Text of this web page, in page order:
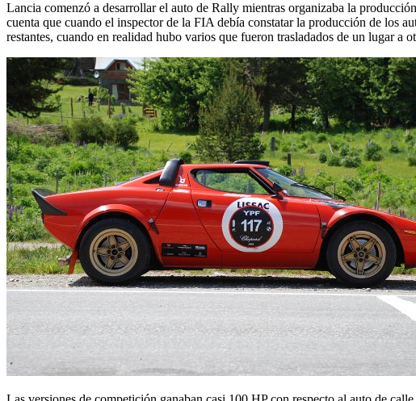
Lancia comenzó a desarrollar el auto de Rally mientras organizaba la
cuenta que cuando el inspector de la FIA debía constatar la producción de los
restantes, cuando en realidad hubo varios que fueron trasladados de un lugar